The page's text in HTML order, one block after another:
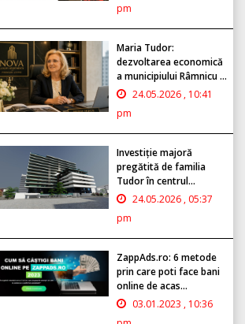
pm
Maria Tudor:
dezvoltarea economică
a municipiului Râmnicu ...
24.05.2026 , 10:41
pm
Investiție majoră
pregătită de familia
Tudor în centrul...
24.05.2026 , 05:37
pm
ZappAds.ro: 6 metode
prin care poti face bani
online de acas...
03.01.2023 , 10:36